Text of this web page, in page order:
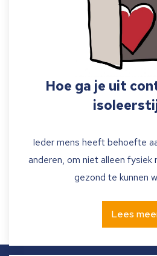
Hoe ga je uit
Ieder mens heeft behoefte
anderen, om niet alleen fysiek
gezond te kunnen
Lees